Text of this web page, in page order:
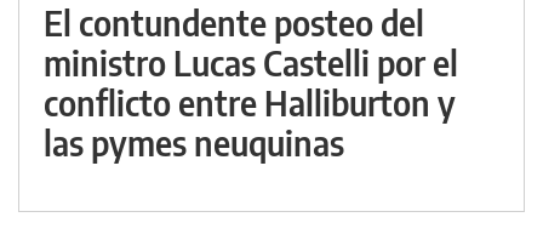
El contundente posteo del
ministro Lucas Castelli por el
conflicto entre Halliburton y
las pymes neuquinas